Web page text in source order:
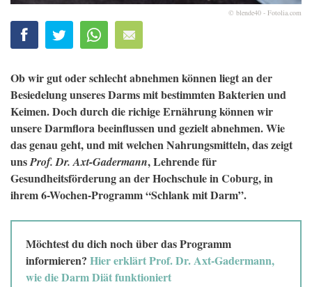
© blende40 - Fotolia.com
Ob wir gut oder schlecht abnehmen können liegt an der
Besiedelung unseres Darms mit bestimmten Bakterien und
Keimen. Doch durch die richige Ernährung können wir
unsere Darmflora beeinflussen und gezielt abnehmen. Wie
das genau geht, und mit welchen Nahrungsmitteln, das zeigt
unsProf. Dr. Axt-Gadermann, Lehrende für
Gesundheitsförderung an der Hochschule in Coburg, in
ihrem 6-Wochen-Programm “Schlank mit Darm”.
Möchtest du dich noch über das Programm
informieren? Hier erklärt Prof. Dr. Axt-Gadermann,
wie die Darm Diät funktioniert